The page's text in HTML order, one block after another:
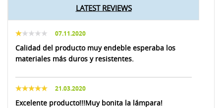
LATEST REVIEWS
07.11.2020
Calidad del producto muy endeble esperaba los
materiales más duros y resistentes.
21.03.2020
Excelente producto!!!Muy bonita la lámpara!